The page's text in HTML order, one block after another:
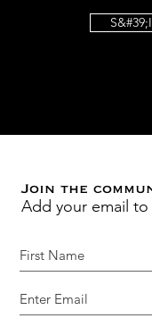
Join the
Add your email